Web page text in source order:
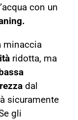
con un
minaccia
ridotta, ma
dal
sicuramente
gli